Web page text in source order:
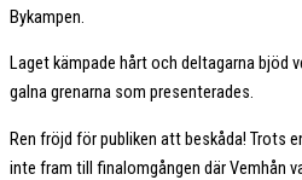
Bykampen.
Laget kämpade hårt och deltagarna bjöd
galna grenarna som presenterades.
Ren fröjd för publiken att beskåda! Trots
inte fram till finalomgången där Vemhån